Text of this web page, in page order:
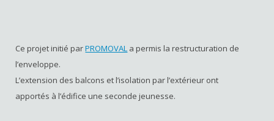
Ce projet initié parPROMOVAL a permis la restructuration de
l’enveloppe.
L’extension des balcons et l’isolation par l’extérieur ont
apportés à l’édifice une seconde jeunesse.